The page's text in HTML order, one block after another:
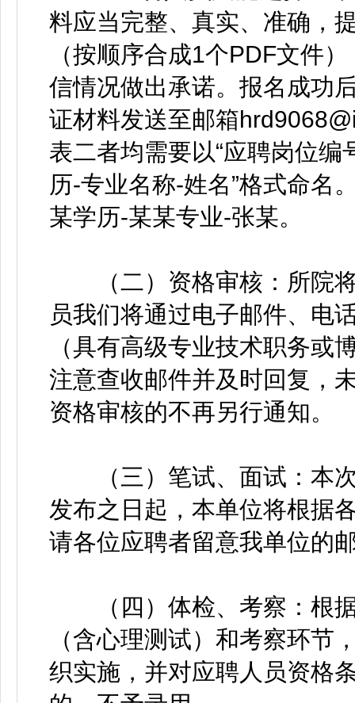
料应当完整、真实、准确，
（按顺序合成1个PDF文件
信情况做出承诺。报名成功
证材料发送至邮箱
表二者均需要以“应聘岗位
历-专业名称-姓名”格式命名
某学历-某某专业-张某。
（二）资格审核：所院将
员我们将通过电子邮件、电
（具有高级专业技术职务或
注意查收邮件并及时回复，
资格审核的不再另行通知。
（三）笔试、面试：本次
发布之日起，本单位将根据
请各位应聘者留意我单位的
（四）体检、考察：根据
（含心理测试）和考察环节
织实施，并对应聘人员资格